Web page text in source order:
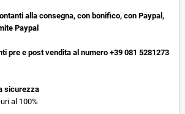
alla consegna, con bonifico, con Paypal,
Paypal
pre e post vendita al numero +39 081 5281273
sicurezza
al 100%